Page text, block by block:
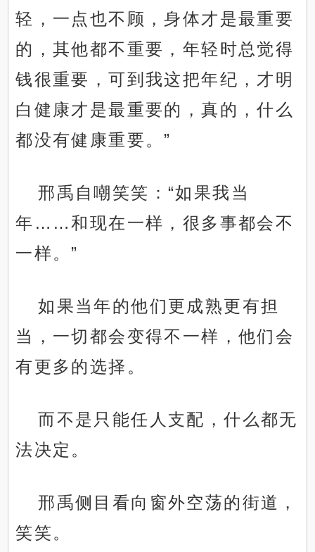
轻，一点也不顾，身体才是最重要
的，其他都不重要，年轻时总觉得
钱很重要，可到我这把年纪，才明
白健康才是最重要的，真的，什么
都没有健康重要。”
邢禹自嘲笑笑：“如果我当
年……和现在一样，很多事都会不
一样。”
如果当年的他们更成熟更有担
当，一切都会变得不一样，他们会
有更多的选择。
而不是只能任人支配，什么都无
法决定。
邢禹侧目看向窗外空荡的街道，
笑笑。